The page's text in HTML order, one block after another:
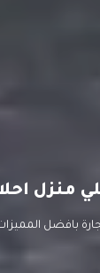
منزل
بافضل